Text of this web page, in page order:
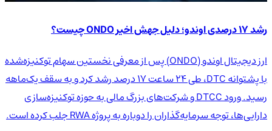
رشد ۱۷ درصدی اوندو؛ دلیل جهش اخیر ONDO چیست؟
ارز دیجیتال اوندو (ONDO) پس از معرفی نخستین سهام توکنیزه‌شده
با پشتوانه DTC، طی ۲۴ ساعت ۱۷ درصد رشد کرد و به سقف یک‌ماهه
رسید. ورود DTCC و شرکت‌های بزرگ مالی به حوزه توکنیزه‌سازی
دارایی‌ها، توجه سرمایه‌گذاران را دوباره به پروژه RWA جلب کرده است.